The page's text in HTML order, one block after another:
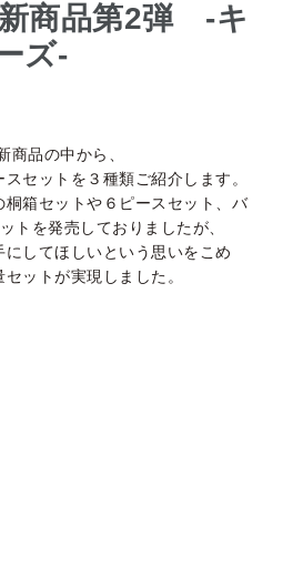
商品第2弾 -キ
ズ-
商品の中から、
セットを３種類ご紹介します。
桐箱セットや６ピースセット、バ
トを発売しておりましたが、
してほしいという思いをこめ
ットが実現しました。